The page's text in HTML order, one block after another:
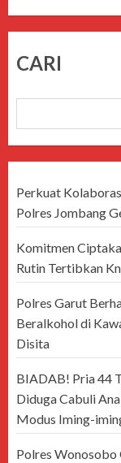
CARI
Perkuat
Polres Jombang
Komitmen
Rutin Tertibkan
Polres Garut
Beralkohol di
Disita
BIADAB! Pria 44
Diduga Cabuli
Modus Iming-
Polres Wonosobo